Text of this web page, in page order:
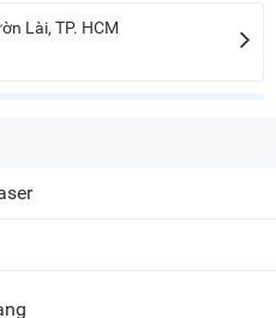
Lài, TP. HCM